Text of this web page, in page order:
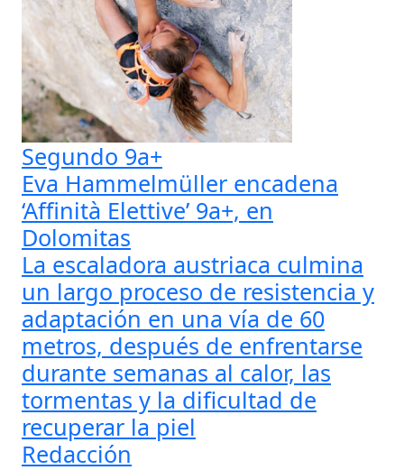
Segundo 9a+
Eva Hammelmüller encadena
‘Affinità Elettive’ 9a+, en
Dolomitas
La escaladora austriaca culmina
un largo proceso de resistencia y
adaptación en una vía de 60
metros, después de enfrentarse
durante semanas al calor, las
tormentas y la dificultad de
recuperar la piel
Redacción